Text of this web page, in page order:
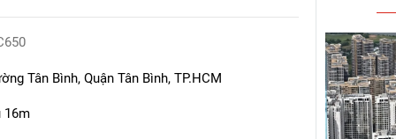
Tân Bình, Quận Tân Bình, TP.HCM
16m